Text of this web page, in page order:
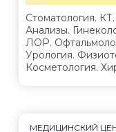
Стоматология.
Анализы.
ЛОР.
Урология.
Косметология.
МЕДИЦИНСКИЙ